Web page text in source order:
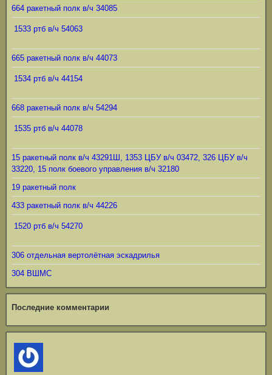
664 ракетный полк в/ч 34085
1533 ртб в/ч 54063
665 ракетный полк в/ч 44073
1534 ртб в/ч 44154
668 ракетный полк в/ч 54294
1535 ртб в/ч 44078
15 ракетный полк в/ч 43291Ш, 1353 ЦБУ в/ч 03472, 326 ЦБУ в/ч
33220, 15 полк боевого управления в/ч 32180
19 ракетный полк
433 ракетный полк в/ч 44226
1520 ртб в/ч 54270
306 отдельная вертолётная эскадрилья
304 ВШМС
Последние комментарии